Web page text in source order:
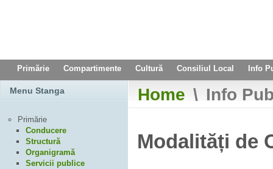
Primărie Compartimente Cultură Consiliul Local Info
Home \ Info
Modalități de
Menu Stanga
Primărie
Conducere
Structură
Organigramă
Servicii publice